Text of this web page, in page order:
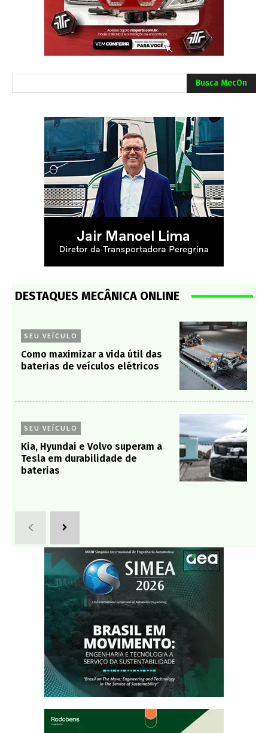
Busca MecOn
DESTAQUES MECÂNICA ONLINE
SEU VEÍCULO
Como maximizar a vida útil das
baterias de veículos elétricos
SEU VEÍCULO
Kia, Hyundai e Volvo superam a
Tesla em durabilidade de
baterias